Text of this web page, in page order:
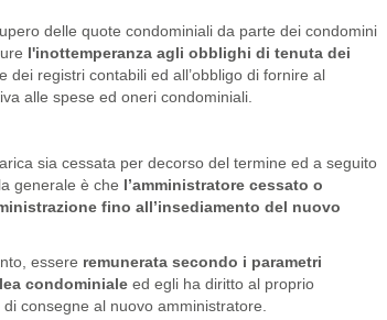
delle quote condominiali da parte dei condomini
l'inottemperanza agli obblighi di tenuta dei
dei registri contabili ed all’obbligo di fornire al
alle spese ed oneri condominiali.
sia cessata per decorso del termine ed a seguito
generale è che l’amministratore cessato o
fino all’insediamento del nuovo
essere remunerata secondo i parametri
condominiale ed egli ha diritto al proprio
consegne al nuovo amministratore.